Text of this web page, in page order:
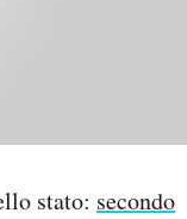
stato: secondo